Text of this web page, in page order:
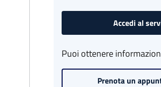
Accedi al
Puoi ottenere
Prenota un